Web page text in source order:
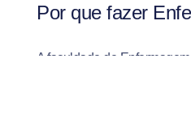
Por que fazer
A faculdade de